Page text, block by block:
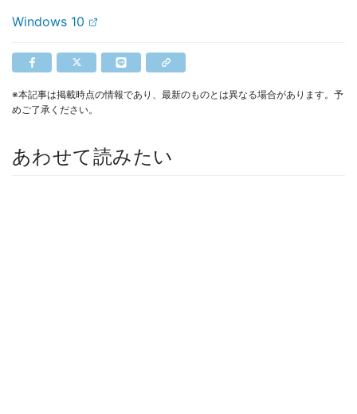
Windows 10
※本記事は掲載時点の情報であり、最新のものとは異なる場合があります。予
めご了承ください。
あわせて読みたい